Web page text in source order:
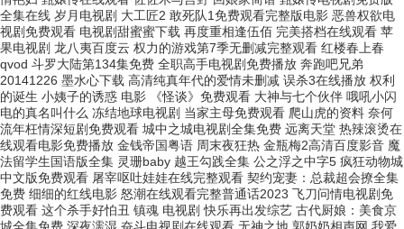
全集在线 岁月电视剧 大工匠2 敢死队1免费观看完整版电影 恶兽权欲电
视剧免费观看 电视剧甜蜜蜜下载 再度重相逢伍佰 完美搭档在线观看 苹
果电视剧 龙八夷百度云 权力的游戏第7季无删减完整观看 红楼春上春
qvod 斗罗大陆第134集免费 全职高手电视剧免费播放 奔跑吧兄弟
20141226 墨水心下载 高清纯真年代的爱情未删减 误杀3在线播放 权利
的诞生 小姨子的诱惑 电影 《怪谈》免费观看 大神与七个伙伴 哦吼小闪
电的真名叫什么 冻结地球电视剧 当家主母免费观看 爬山虎的资料 奈何
流年枉情深短剧免费观看 城中之城电视剧全集免费 远离天堂 热辣滚烫在
线观看电影免费播放 金钱帝国粤语 周末夜狂热 金瓶梅2高清百度影音 魔
法留学生国语版全集 灵珊baby 越王勾践全集 公之浮之中字5 疯狂动物城
中文版免费观看 屠宰呕吐娃娃在线完整观看 契约宠妻：总裁超会撩全集
免费 细细的红线电影 怒潮在线观看完整普通话2023 飞刀问情电视剧免
费观看 这个杀手好怕丑 镇魂 电视剧 快乐再出发综艺 古代厨娘：美食京